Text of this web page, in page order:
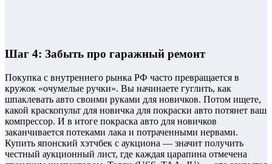
Шаг 4: Забыть про гаражный ремонт
Покупка с внутреннего рынка РФ часто превращается в
кружок «очумелые ручки». Вы начинаете гуглить, как
шпаклевать авто своими руками для новичков. Потом ищете,
какой краскопульт для новичка для покраски авто потянет ваш
компрессор. И в итоге покраска авто для новичков
заканчивается потеками лака и потраченными нервами.
Купить японский хэтчбек с аукциона — значит получить
честный аукционный лист, где каждая царапина отмечена